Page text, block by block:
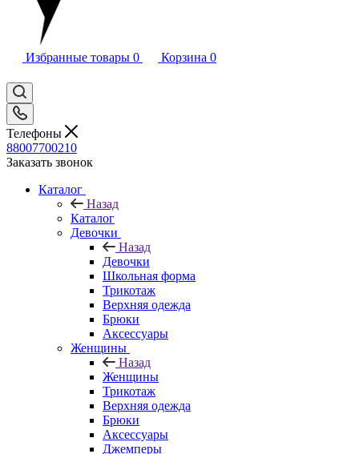
Избранные товары 0 Корзина 0
Телефоны
88007700210
Заказать звонок
Каталог
Назад
Каталог
Девочки
Назад
Девочки
Школьная форма
Трикотаж
Верхняя одежда
Брюки
Аксессуары
Женщины
Назад
Женщины
Трикотаж
Верхняя одежда
Брюки
Аксессуары
Джемперы